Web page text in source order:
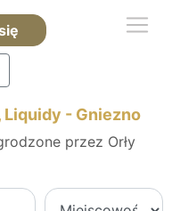
Liquidy - Gniezno
przez Orły